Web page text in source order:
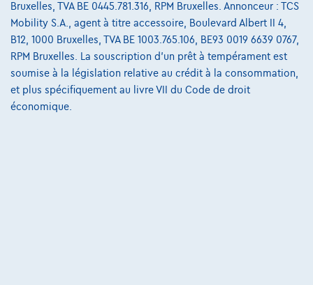
€27.490
Dès€536,11/mois et une dernière mensualité de
€7.408,61
Découvrez l’exemple chiffré complet
Autosphere Center Liège
Bruxelles, TVA BE 0445.781.316, RPM Bruxelles. Annonceur : TCS
Mobility S.A., agent à titre accessoire, Boulevard Albert II 4,
B12, 1000 Bruxelles, TVA BE 1003.765.106, BE93 0019 6639 0767,
RPM Bruxelles. La souscription d'un prêt à tempérament est
soumise à la législation relative au crédit à la consommation,
et plus spécifiquement au livre VII du Code de droit
économique.